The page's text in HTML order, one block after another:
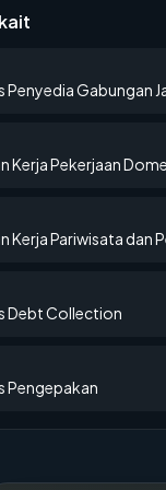
Penyedia Gabungan
Kerja Pekerjaan
Kerja Pariwisata dan
Debt Collection
Pengepakan